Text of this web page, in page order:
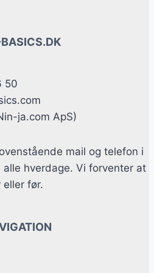
50
ja.com ApS)
mail og telefon i
hverdage. Vi forventer at
før.